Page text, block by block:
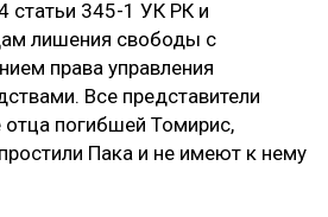
статьи 345-1 УК РК и
лишения свободы с
права управления
Все представители
погибшей Томирис,
Пака и не имеют к нему